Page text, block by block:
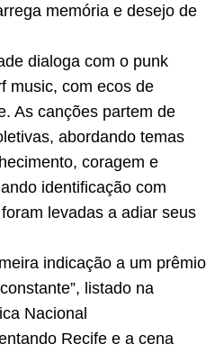
memória e desejo de
dialoga com o punk
music, com ecos de
As canções partem de
abordando temas
coragem e
identificação com
levadas a adiar seus
indicação a um prêmio
listado na
Nacional
Recife e a cena